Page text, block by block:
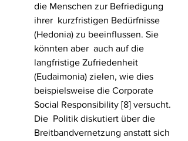
die Menschen zur Befriedigung
ihrer  kurzfristigen Bedürfnisse
(Hedonia) zu beeinflussen. Sie
könnten aber  auch auf die
langfristige Zufriedenheit
(Eudaimonia) zielen, wie dies
beispielsweise die Corporate
Social Responsibility [8] versucht.
Die  Politik diskutiert über die
Breitbandvernetzung anstatt sich